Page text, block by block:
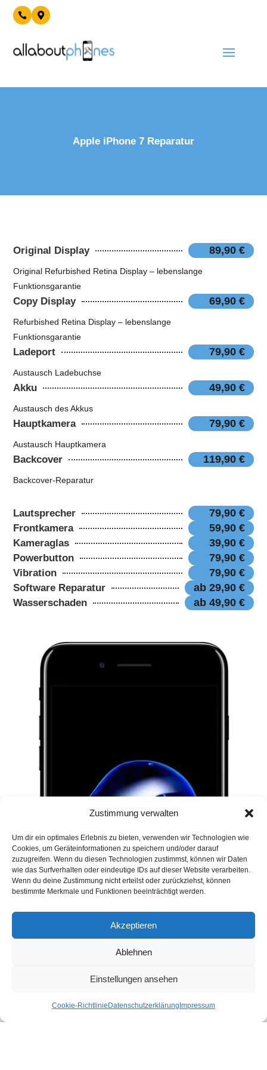
Zustimmung verwalten
Um dir ein optimales Erlebnis zu bieten, verwenden wir Technologien wie
Cookies, um Geräteinformationen zu speichern und/oder darauf
zuzugreifen. Wenn du diesen Technologien zustimmst, können wir Daten
wie das Surfverhalten oder eindeutige IDs auf dieser Website verarbeiten.
Wenn du deine Zustimmung nicht erteilst oder zurückziehst, können
bestimmte Merkmale und Funktionen beeinträchtigt werden.
Akzeptieren
Ablehnen
Einstellungen ansehen
Cookie-Richtlinie Datenschutzerklärung Impressum
 
Apple iPhone 7 Reparatur
Original Display 89,90 €
Original Refurbished Retina Display – lebenslange
Funktionsgarantie
Copy Display 69,90 €
Refurbished Retina Display – lebenslange
Funktionsgarantie
Ladeport 79,90 €
Austausch Ladebuchse
Akku 49,90 €
Austausch des Akkus
Hauptkamera 79,90 €
Austausch Hauptkamera
Backcover 119,90 €
Backcover-Reparatur
Lautsprecher 79,90 €
Frontkamera 59,90 €
Kameraglas 39,90 €
Powerbutton 79,90 €
Vibration 79,90 €
Software Reparatur ab 29,90 €
Wasserschaden ab 49,90 €